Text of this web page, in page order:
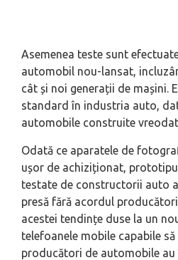
Asemenea teste sunt
automobil nou-lansat,
cât și noi generații de mașini.
standard în industria auto,
automobile construite
Odată ce aparatele de
ușor de achiziționat,
testate de constructorii auto
presă fără acordul
acestei tendințe duse la un
telefoanele mobile capabile
producători de automobile au